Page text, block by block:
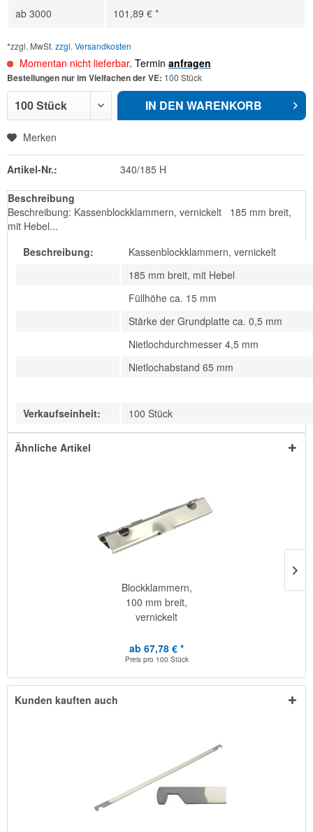
ab 3000 101,89 € *
*zzgl. MwSt. zzgl. Versandkosten
Momentan nicht lieferbar. Termin anfragen
Bestellungen nur im Vielfachen der VE: 100 Stück
IN DEN WARENKORB
Merken
Artikel-Nr.: 340/185 H
Beschreibung
Beschreibung: Kassenblockklammern, vernickelt 185 mm breit,
mit Hebel...
Beschreibung:
Kassenblockklammern, vernickelt
185 mm breit, mit Hebel
Füllhöhe ca. 15 mm
Stärke der Grundplatte ca. 0,5 mm
Nietlochdurchmesser 4,5 mm
Nietlochabstand 65 mm
Verkaufseinheit: 100 Stück
Ähnliche Artikel
Blockklammern,
100 mm breit,
vernickelt
ab 67,78 € *
Preis pro 100 Stück
Kunden kauften auch